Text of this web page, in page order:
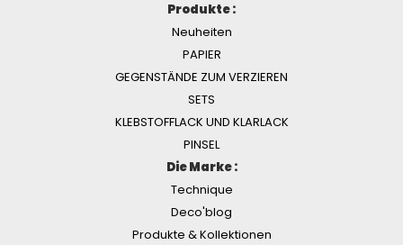
Produkte :
Neuheiten
PAPIER
GEGENSTÄNDE ZUM VERZIEREN
SETS
KLEBSTOFFLACK UND KLARLACK
PINSEL
Die Marke :
Technique
Deco'blog
Produkte & Kollektionen